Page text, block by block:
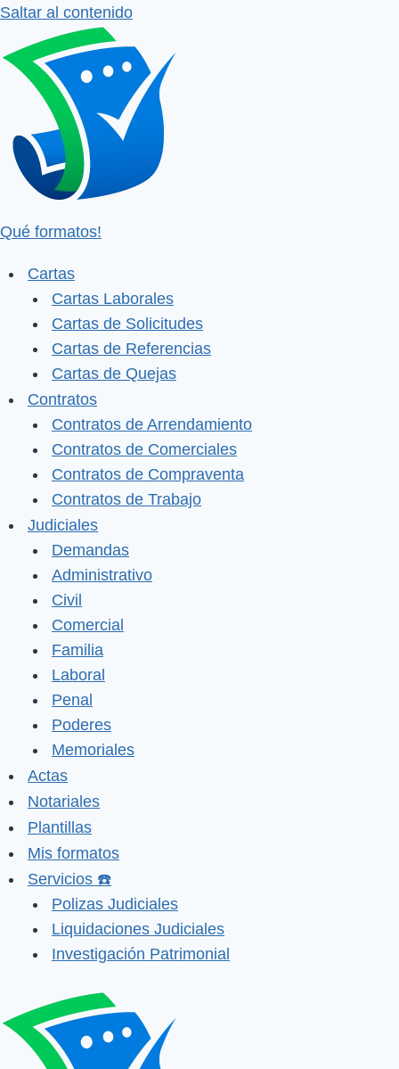
Saltar al contenido
Qué formatos!
Cartas
Cartas Laborales
Cartas de Solicitudes
Cartas de Referencias
Cartas de Quejas
Contratos
Contratos de Arrendamiento
Contratos de Comerciales
Contratos de Compraventa
Contratos de Trabajo
Judiciales
Demandas
Administrativo
Civil
Comercial
Familia
Laboral
Penal
Poderes
Memoriales
Actas
Notariales
Plantillas
Mis formatos
Servicios ☎️
Polizas Judiciales
Liquidaciones Judiciales
Investigación Patrimonial